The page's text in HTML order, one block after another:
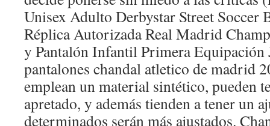
Unisex Adulto Derbystar Street Soccer
Réplica Autorizada Real Madrid
y Pantalón Infantil Primera Equipación
pantalones chandal atletico de madrid
emplean un material sintético, pueden
apretado, y además tienden a tener un
determinados serán más ajustados.